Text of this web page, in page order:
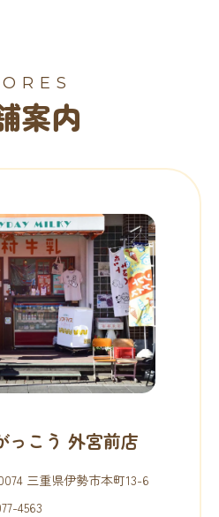
案内
っこう 外宮前店
三重県伊勢市本町13-6
4563